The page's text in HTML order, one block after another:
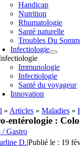
Handicap
Nutrition
Rhumatologie
Santé naturelle
Troubles Du
Infectiologie
Immunologie
Infectiologie
Santé du voyageur
Innovation
» Articles» Maladies»
entérologie :
/ Gastro
D.|Publié le : 19